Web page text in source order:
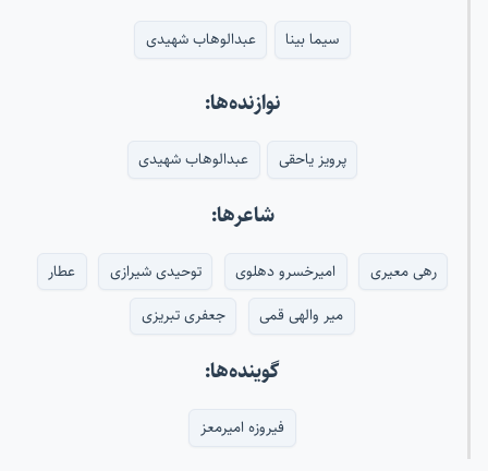
سیما بینا عبدالوهاب شهیدی
نوازنده‌ها:
پرویز یاحقی عبدالوهاب شهیدی
شاعرها:
رهی معیری امیرخسرو دهلوی توحیدی شیرازی
عطار
میر والهی قمی
جعفری تبریزی
گوینده‌ها:
فیروزه امیرمعز